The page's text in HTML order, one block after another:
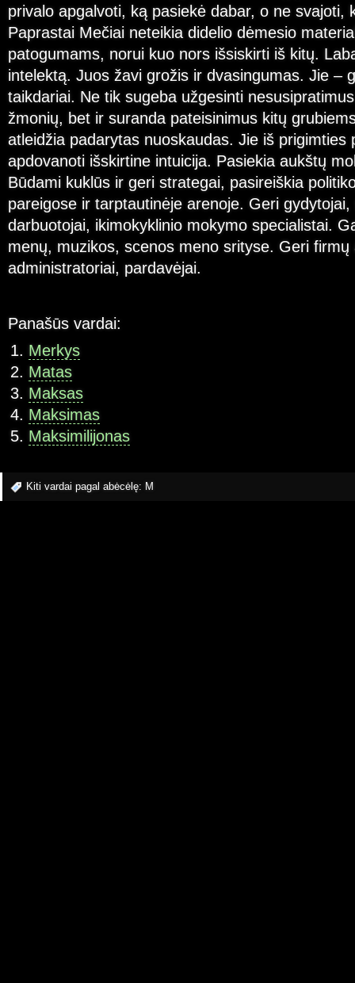
privalo apgalvoti, ką pasiekė dabar, o ne svajoti,
Paprastai Mečiai neteikia didelio dėmesio
patogumams, norui kuo nors išsiskirti iš kitų.
intelektą. Juos žavi grožis ir dvasingumas. Jie –
taikdariai. Ne tik sugeba užgesinti
žmonių, bet ir suranda pateisinimus kitų
atleidžia padarytas nuoskaudas. Jie iš prigimties
apdovanoti išskirtine intuicija. Pasiekia aukštų
Būdami kuklūs ir geri strategai, pasireiškia
pareigose ir tarptautinėje arenoje. Geri gydytojai,
darbuotojai, ikimokyklinio mokymo specialistai.
menų, muzikos, scenos meno srityse. Geri
administratoriai, pardavėjai.
Panašūs vardai:
Merkys
Matas
Maksas
Maksimas
Maksimilijonas
Kiti vardai pagal abėcėlę: M